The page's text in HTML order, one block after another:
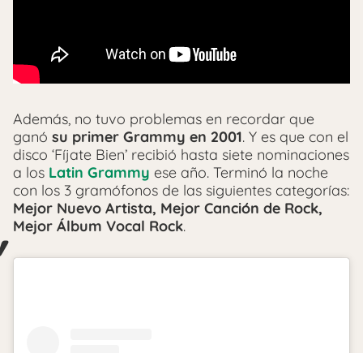
Además, no tuvo problemas en recordar que
ganó su primer Grammy en 2001. Y es que con el
disco ‘Fíjate Bien’ recibió hasta siete nominaciones
a los Latin Grammy ese año. Terminó la noche
con los 3 gramófonos de las siguientes categorías:
Mejor Nuevo Artista, Mejor Canción de Rock,
Mejor Álbum Vocal Rock.